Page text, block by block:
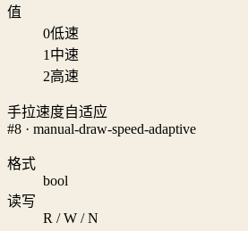
值
0低速
1 中速
2高速
手拉速度自适应
#8 · manual-draw-speed-adaptive
格式
bool
读写
R / W / N